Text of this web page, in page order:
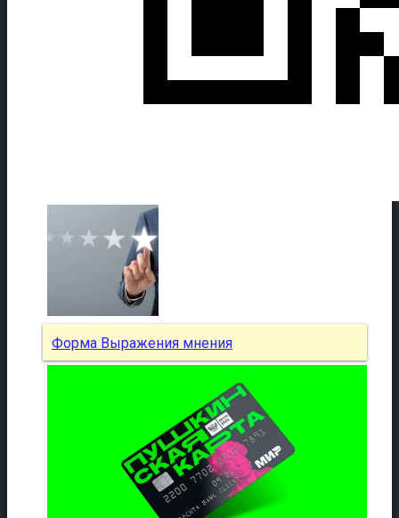
Форма Выражения мнения